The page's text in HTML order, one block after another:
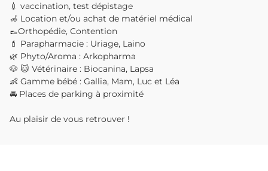
💉 vaccination, test dépistage
🦽 Location et/ou achat de matériel médical
👞Orthopédie, Contention
💄 Parapharmacie : Uriage, Laino
🌿 Phyto/Aroma : Arkopharma
🐶 🐱 Vétérinaire : Biocanina, Lapsa
👶 Gamme bébé : Gallia, Mam, Luc et Léa
🚘 Places de parking à proximité
Au plaisir de vous retrouver !